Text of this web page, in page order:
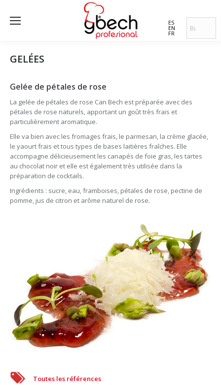
ES
EN
FR
GELÉES
Gelée de pétales de rose
La gelée de pétales de rose Can Bech est préparée avec des
pétales de rose naturels, apportant un goût très frais et
particulièrement aromatique.
Elle va bien avec les fromages frais, le parmesan, la crème glacée,
le yaourt frais et tous types de bases laitières fraîches. Elle
accompagne délicieusement les canapés de foie gras, les tartes
au chocolat noir et elle est également très utilisée dans la
préparation de cocktails.
Ingrédients : sucre, eau, framboises, pétales de rose, pectine de
pomme, jus de citron et arôme naturel de rose.
Toutes les références